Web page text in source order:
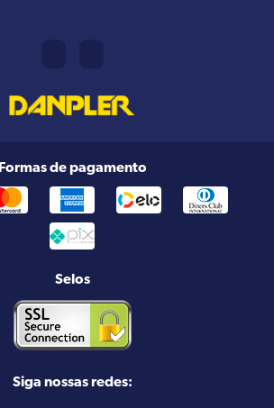
Formas de pagamento
Selos
Siga nossas redes: